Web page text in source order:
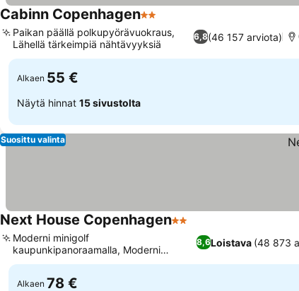
Cabinn Copenhagen2 Tähtiluokitus
6,8(46 157 arviota)
Paikan päällä polkupyörävuokraus,
Lähellä tärkeimpiä nähtävyyksiä
Alkaen 55 €
Näytä hinnat 15 sivustolta
Suosittu valinta
Next House Copenhagen2 Tähtiluokitus
8,6Loistava (48 873
Moderni minigolf
kaupunkipanoraamalla, Moderni
muotoilu ja urbaani eleganssi
Alkaen 78 €